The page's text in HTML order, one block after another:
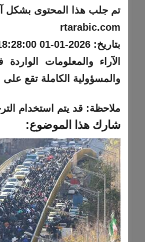
تم جلب هذا المحتوى بشكل
rtarabic.com
بتاريخ: 2026-01-01 18:28:00
والمسؤولية الكاملة تقع
ملاحظة: قد يتم استخدام
شارك هذا الموضوع: